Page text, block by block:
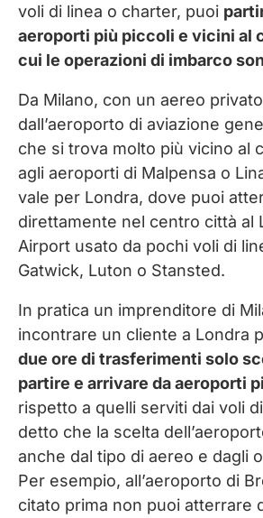
voli di linea o charter, puoi
aeroporti più piccoli e vicini al
cui le operazioni di imbarco
Da Milano, con un aereo
dall’aeroporto di aviazione
che si trova molto più vicino al
agli aeroporti di Malpensa o
vale per Londra, dove puoi
direttamente nel centro città al
Airport usato da pochi voli di
Gatwick, Luton o Stansted.
In pratica un imprenditore di
incontrare un cliente a Londra
due ore di trasferimenti solo
partire e arrivare da aeroporti
rispetto a quelli serviti dai voli
detto che la scelta
anche dal tipo di aereo e dagli
Per esempio, all’aeroporto di
citato prima non puoi atterrare